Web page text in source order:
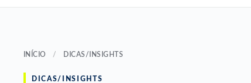
INÍCIO / DICAS/INSIGHTS
DICAS/INSIGHTS